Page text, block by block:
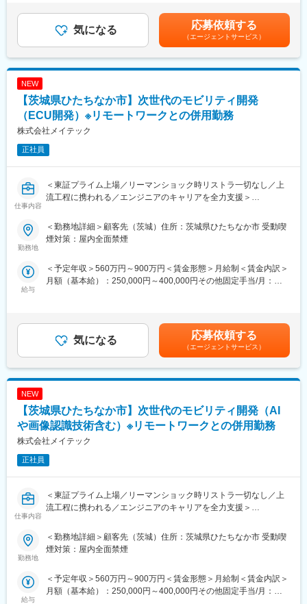
変更の範囲：本文参照
開発プロジェクトに担当いただきます。公共事業のため長期間に
わたる業務をお願い致します。
■担当詳細
開発製品：鉄道会社向けシステム開発（WEBアプリケーション）
開発環境：Windows、Linux
・要件定義／基本設計、詳細設計／単体テスト・結合テスト／仕
様書作成／社内調整など
【キャリアパス】
（1）同社は「エンジニアだからこの作業だけ」と限定はせず、希
望する社員には幅広い活躍の場をご用意しています。たとえば機
械系のエンジニアで、お客様先の業務は全体の2割程度、他の時間
は営業に同行してプリセールス的な動きをしている社員もいま
す。エンジニアに営業同行し具体的な提案をしてもらうことで、
お客様からの信頼も大幅にUP。受注率に大きく貢献しています。
方ができる人材を、賞与での貢献還元をはじめ、会社として支援
しています。
ます。
同社では、多様なキャリアを支援できる環境をご用意していま
【福利厚生】
資格取得支援制度／引っ越し手当(全額負担)・住宅手当／KENス
クール( Eラーニングを無料で活用できるほか、スクールに通学す
る一般向けの授業も定価の半額で受講することが可能です)
変更の範囲：本文参照
す。■昇給：年1回（5月）■賞与：年2回（7月、12月）※会社規定
あり賃金はあくまでも目安の金額であり、選考を通じて上下する
可能性があります。月給(月額)は固定手当を含めた表記です。
気になる 応募依頼する
（エージェントサービス）
NEW
【茨城県ひたちなか市】次世代のモビリティ開発
（ECU開発）※リモートワークとの併用勤務
株式会社メイテック
正社員
仕事内容
＜東証プライム上場／リーマンショック時リストラ一切なし／上
流工程に携われる／エンジニアのキャリアを全力支援＞
【業務内容】
国内自動車メーカー向けセントラルECU開発業務の対応をいただ
きます。
コン部分の仕様確認、設計部署への要求書作成、設計部署から完
成したマイコンの確認等。自動運転機能を含めた制御機能の開
考え、希望を考慮し決定いたします。
■業務の魅力：
自動車産業は、SDV（ソフトウェアディファインビークル）、電
動化、自動運転、コネクティッドなどのキーワードを中心に大変
で仕事ができ、また、最新のＩＣなどを利用した最先端の製品に
触れて業務に携わる事ができるため、新たな知見を得ることがで
きます。
■顧客例：
主要取引先TOP10（2024年3月期）株式会社デンソー／ソニーセ
ミコンダクタソリューションズ株式会社／三菱重工業株式会社／
株式会社ニコン／株式会社日立ハイテク／株式会社デンソーテン
／株式会社SUBARU／本田技研工業株式会社／パナソニック株式
■メイテックグループの特徴：
（1）生涯プロエンジニアとして働ける環境…エンジニアのキャリ
身のキャリアしっかり見つめ、目指したい方向性を考える場が設
けられております。担当営業との面談も設定され、現時点のスキ
勤務地
＜勤務地詳細＞顧客先（茨城）住所：茨城県ひたちなか市 受動喫
煙対策：屋内全面禁煙
給与
＜予定年収＞560万円～900万円＜賃金形態＞月給制＜賃金内訳＞
月額（基本給）：250,000円～400,000円その他固定手当/月：
選考を通じて上下する可能性があります。月給(月額)は固定手当を
含めた表記です。
気になる 応募依頼する
（エージェントサービス）
NEW
【茨城県ひたちなか市】次世代のモビリティ開発（AI
や画像認識技術含む）※リモートワークとの併用勤務
株式会社メイテック
正社員
仕事内容
＜東証プライム上場／リーマンショック時リストラ一切なし／上
流工程に携われる／エンジニアのキャリアを全力支援＞
【業務内容】
AIや画像認識技術を使用した次世代の車載製品の開発業務の対応
をいただきます。
っていただいたり、構想の仕様を詳細設計に落とし込み、全体と
してプロジェクト推進に携わっていただきます。既存製品の機能
勤務地
＜勤務地詳細＞顧客先（茨城）住所：茨城県ひたちなか市 受動喫
煙対策：屋内全面禁煙
給与
＜予定年収＞560万円～900万円＜賃金形態＞月給制＜賃金内訳＞
月額（基本給）：250,000円～400,000円その他固定手当/月：